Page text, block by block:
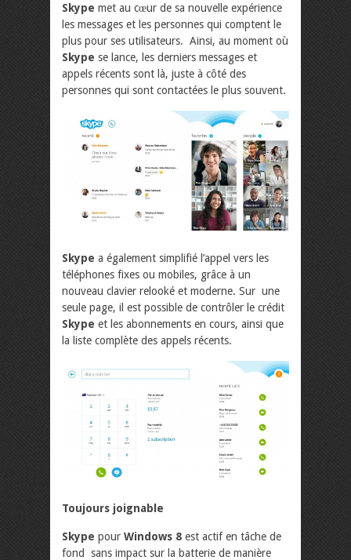
Skype met au cœur de sa nouvelle expérience
les messages et les personnes qui comptent le
plus pour ses utilisateurs. Ainsi, au moment où
Skype se lance, les derniers messages et
appels récents sont là, juste à côté des
personnes qui sont contactées le plus souvent.
Skype a également simplifié l’appel vers les
téléphones fixes ou mobiles, grâce à un
nouveau clavier relooké et moderne. Sur une
seule page, il est possible de contrôler le crédit
Skype et les abonnements en cours, ainsi que
la liste complète des appels récents.
Toujours joignable
Skype pour Windows 8 est actif en tâche de
fond sans impact sur la batterie de manière